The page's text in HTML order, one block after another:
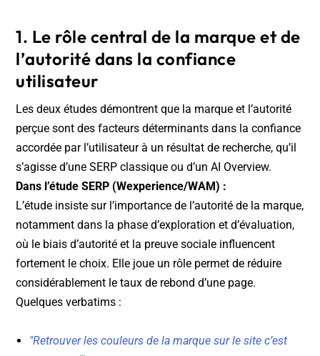
1. Le rôle central de la marque et de
l’autorité dans la confiance
utilisateur
Les deux études démontrent que la marque et l’autorité
perçue sont des facteurs déterminants dans la confiance
accordée par l’utilisateur à un résultat de recherche, qu’il
s’agisse d’une SERP classique ou d’un AI Overview.
Dans l’étude SERP (Wexperience/WAM) :
L’étude insiste sur l’importance de l’autorité de la marque,
notamment dans la phase d’exploration et d’évaluation,
où le biais d’autorité et la preuve sociale influencent
fortement le choix. Elle joue un rôle permet de réduire
considérablement le taux de rebond d’une page.
Quelques verbatims :
"Retrouver les couleurs de la marque sur le site c’est